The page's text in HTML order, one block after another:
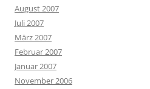
August 2007
Juli 2007
März 2007
Februar 2007
Januar 2007
November 2006